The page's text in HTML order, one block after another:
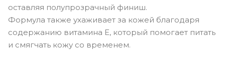
оставляя полупрозрачный финиш.
Формула также ухаживает за кожей благодаря
содержанию витамина E, который помогает питать
и смягчать кожу со временем.